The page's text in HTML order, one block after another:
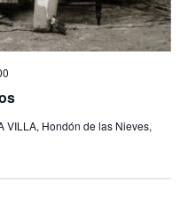
VILLA, Hondón de las Nieves,